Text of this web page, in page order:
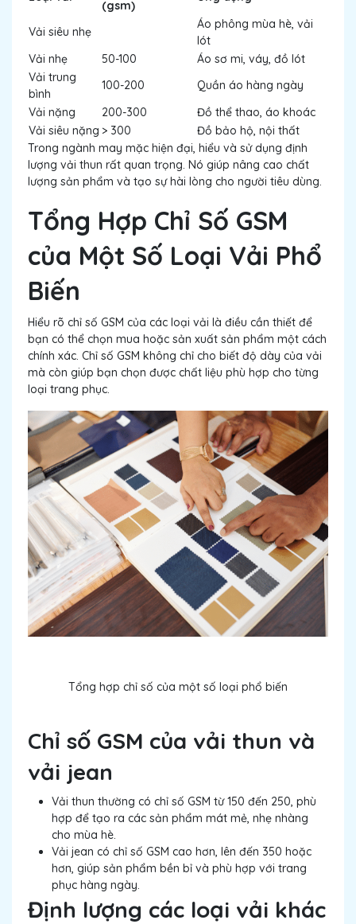
(gsm)
Vải siêu nhẹ
Áo phông mùa hè, vải
lót
Vải nhẹ
50-100
Áo sơ mi, váy, đồ lót
Vải trung
bình
100-200
Quần áo hàng ngày
Vải nặng
200-300
Đồ thể thao, áo khoác
Vải siêu nặng > 300
Đồ bảo hộ, nội thất
Trong ngành may mặc hiện đại, hiểu và sử dụng định
lượng vải thun rất quan trọng. Nó giúp nâng cao chất
lượng sản phẩm và tạo sự hài lòng cho người tiêu dùng.
Tổng Hợp Chỉ Số GSM
của Một Số Loại Vải Phổ
Biến
Hiểu rõ chỉ số GSM của các loại vải là điều cần thiết để
bạn có thể chọn mua hoặc sản xuất sản phẩm một cách
chính xác. Chỉ số GSM không chỉ cho biết độ dày của vải
mà còn giúp bạn chọn được chất liệu phù hợp cho từng
loại trang phục.
Tổng hợp chỉ số của một số loại phổ biến
Chỉ số GSM của vải thun và
vải jean
Vải thun thường có chỉ số GSM từ 150 đến 250, phù
hợp để tạo ra các sản phẩm mát mẻ, nhẹ nhàng
cho mùa hè.
Vải jean có chỉ số GSM cao hơn, lên đến 350 hoặc
hơn, giúp sản phẩm bền bỉ và phù hợp với trang
phục hàng ngày.
Định lượng các loại vải khác